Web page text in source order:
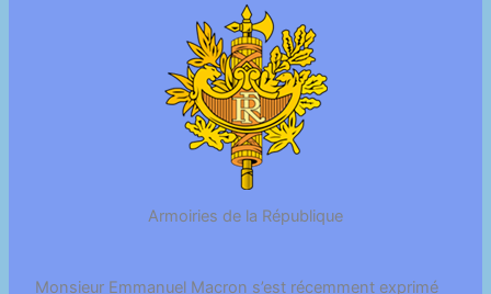
Armoiries de la République
Monsieur Emmanuel Macron s’est récemment exprimé